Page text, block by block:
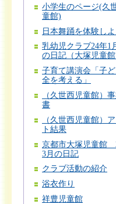
小学生のページ(久
童館)
日本舞踊を体験しよ
乳幼児クラブ24年1
の日記（大塚児童館
子育て講演会「子
全を考える」
（久世西児童館）
書
（久世西児童館）
ト結果
京都市大塚児童館
3月の日記
クラブ活動の紹介
浴衣作り
祥豊児童館